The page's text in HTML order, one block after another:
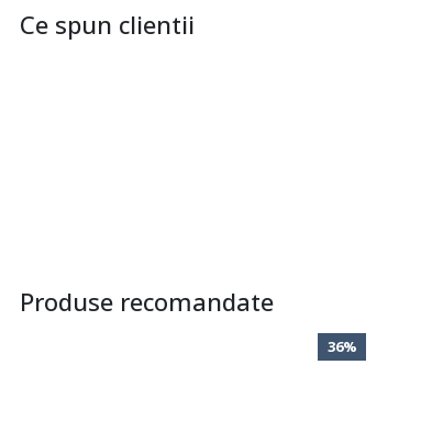
Ce spun clientii
Produse recomandate
36%